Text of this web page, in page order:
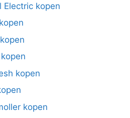
Electric kopen
kopen
kopen